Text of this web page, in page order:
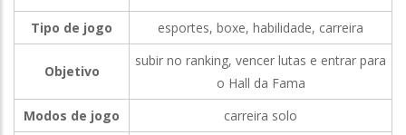
Tipo de jogo
esportes, boxe, habilidade, carreira
Objetivo
subir no ranking, vencer lutas e entrar para
o Hall da Fama
Modos de jogo
carreira solo